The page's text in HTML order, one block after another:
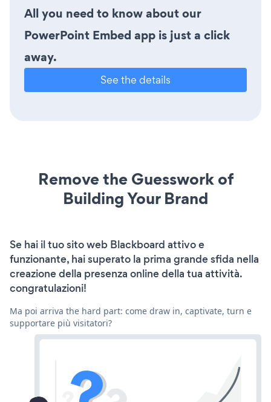
All you need to know about our
PowerPoint Embed app is just a click
away.
See the details
Remove the Guesswork of
Building Your Brand
Se hai il tuo sito web Blackboard attivo e
funzionante, hai superato la prima grande sfida nella
creazione della presenza online della tua attività.
congratulazioni!
Ma poi arriva the hard part: come draw in, captivate, turn e
supportare più visitatori?